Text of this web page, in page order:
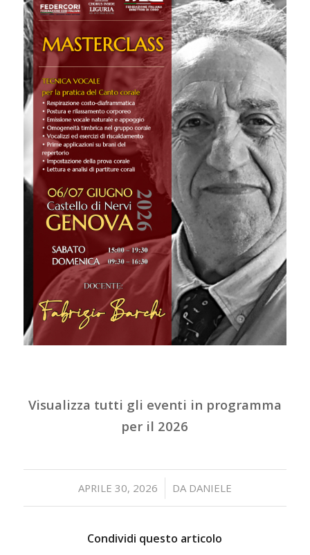
Visualizza tutti gli eventi in programma
per il 2026
APRILE 30, 2026
/ DA DANIELE
Condividi questo articolo